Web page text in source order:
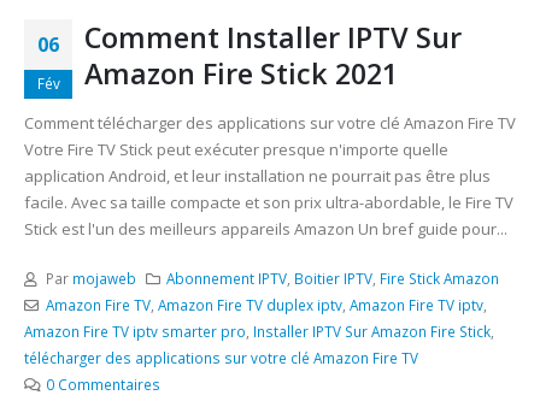
06
Fév
Comment Installer IPTV Sur
Amazon Fire Stick 2021
Comment télécharger des applications sur votre clé Amazon Fire TV
Votre Fire TV Stick peut exécuter presque n'importe quelle
application Android, et leur installation ne pourrait pas être plus
facile. Avec sa taille compacte et son prix ultra-abordable, le Fire TV
Stick est l'un des meilleurs appareils Amazon Un bref guide pour...
Par mojaweb Abonnement IPTV Boitier IPTV Fire Stick Amazon
Amazon Fire TV, Amazon Fire TV duplex iptv, Amazon Fire TV iptv,
Amazon Fire TV iptv smarter pro Installer IPTV Sur Amazon Fire Stick
télécharger des applications sur votre clé Amazon Fire TV
0 Commentaires